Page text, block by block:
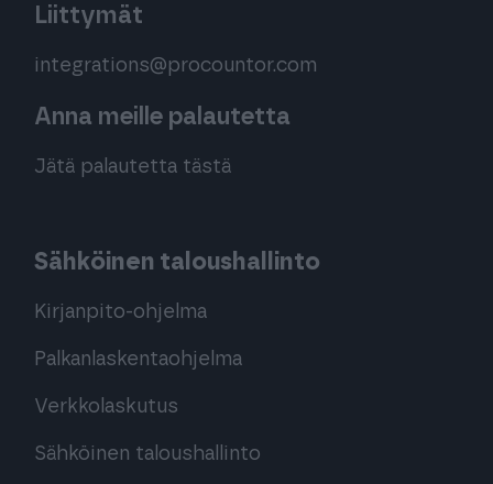
Liittymät
integrations@procountor.com
Anna meille palautetta
Jätä palautetta tästä
Sähköinen taloushallinto
Kirjanpito-ohjelma
Palkanlaskentaohjelma
Verkkolaskutus
Sähköinen taloushallinto